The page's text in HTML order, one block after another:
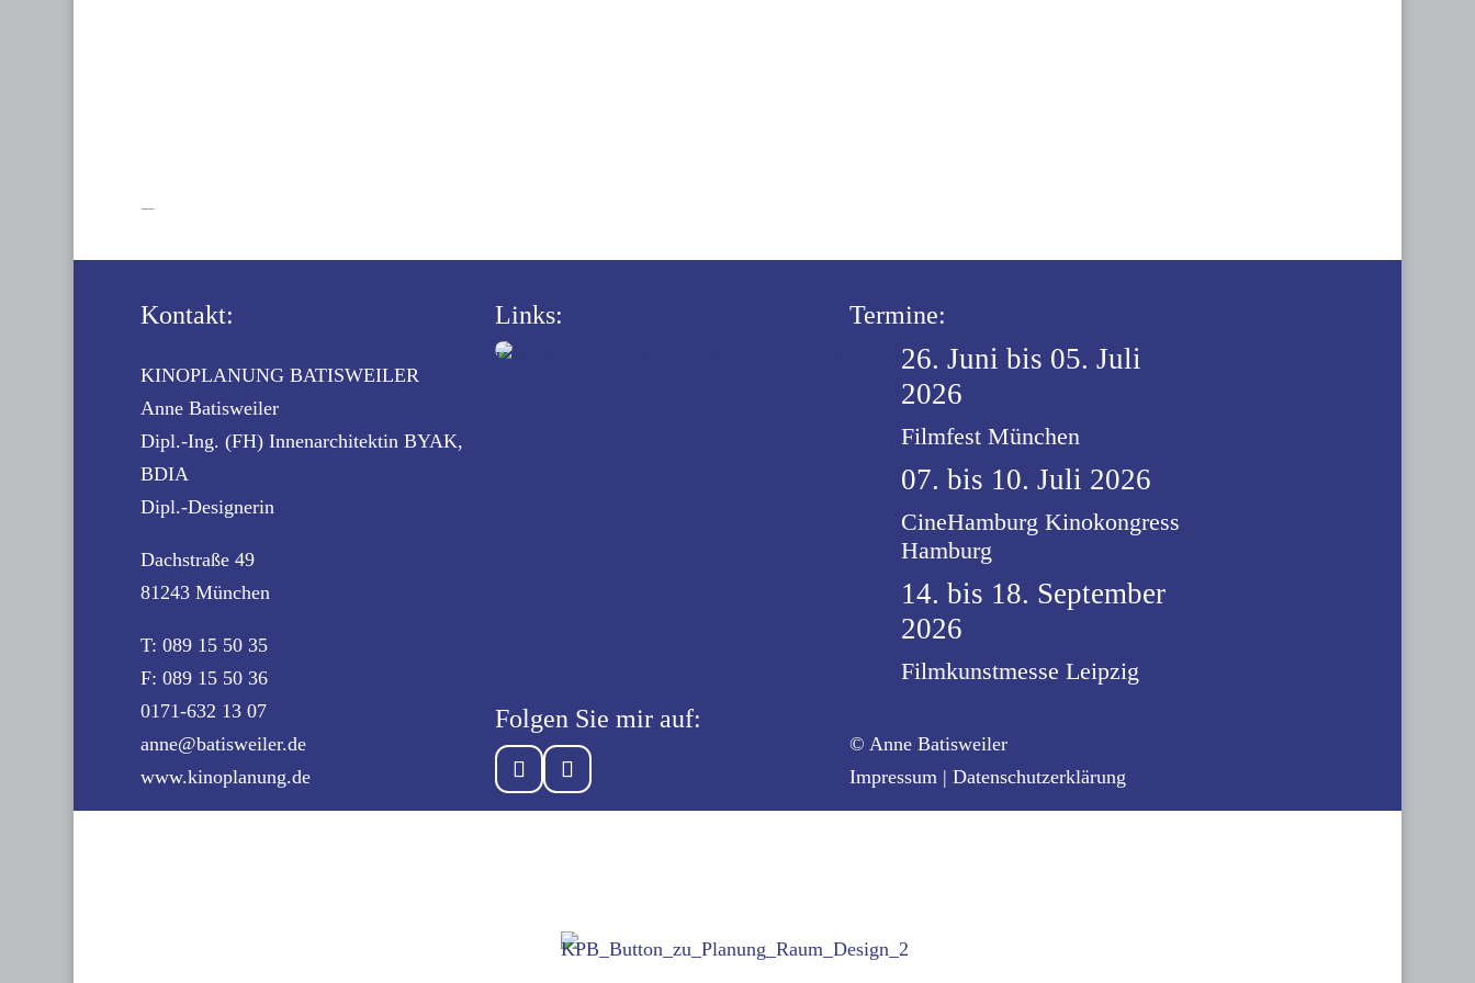
Kontakt:
KINOPLANUNG BATISWEILER
Anne Batisweiler
Dipl.-Ing. (FH) Innenarchitektin BYAK,
BDIA
Dipl.-Designerin
Dachstraße 49
81243 München
T: 089 15 50 35
F: 089 15 50 36
0171-632 13 07
anne@batisweiler.de
www.kinoplanung.de
Links:
Folgen Sie mir auf:
Termine:
26. Juni bis 05. Juli
2026
Filmfest München
07. bis 10. Juli 2026
CineHamburg Kinokongress
Hamburg
14. bis 18. September
2026
Filmkunstmesse Leipzig
© Anne Batisweiler
Impressum | Datenschutzerklärung